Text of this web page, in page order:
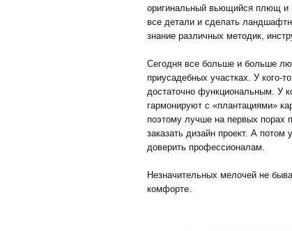
оригинальный вьющийся плющ и
все детали и сделать
знание различных методик,
Сегодня все больше и больше
приусадебных участках. У кого-
достаточно функциональным. У
гармонируют с «плантациями»
поэтому лучше на первых порах
заказать дизайн проект. А
доверить профессионалам.
Незначительных мелочей не
комфорте.